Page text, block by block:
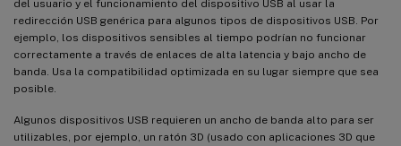
del usuario y el funcionamiento del dispositivo USB al usar la
redirección USB genérica para algunos tipos de dispositivos USB. Por
ejemplo, los dispositivos sensibles al tiempo podrían no funcionar
correctamente a través de enlaces de alta latencia y bajo ancho de
banda. Usa la compatibilidad optimizada en su lugar siempre que sea
posible.
Algunos dispositivos USB requieren un ancho de banda alto para ser
utilizables, por ejemplo, un ratón 3D (usado con aplicaciones 3D que